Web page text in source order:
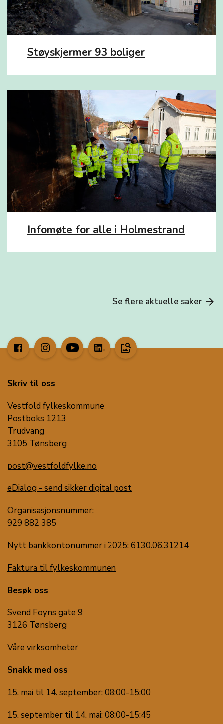
Støyskjermer 93 boliger
Infomøte for alle i Holmestrand
Se flere aktuelle saker arrow_forward
image_search
Skriv til oss
Vestfold fylkeskommune
Postboks 1213
Trudvang
3105 Tønsberg
post@vestfoldfylke.no
eDialog - send sikker digital post
Organisasjonsnummer:
929 882 385
Nytt bankkontonummer i 2025: 6130.06.31214
Faktura til fylkeskommunen
Besøk oss
Svend Foyns gate 9
3126 Tønsberg
Våre virksomheter
Snakk med oss
15. mai til 14. september: 08:00-15:00
15. september til 14. mai: 08:00-15:45